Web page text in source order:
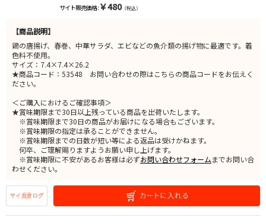
サイト販売価格 : ￥480（税込）
【商品説明】
鶏の唐揚げ、春巻、中華サラダ、エビなどの魚介類の揚げ物に最適です。着
色料不使用。
サイズ：7.4×7.4×26.2
★商品コード：53548 お問い合わせの際はこちらの商品コードをお伝えく
ださい。
＜ご購入におけるご確認事項＞
★賞味期限まで30日以上残っている商品を出荷いたします。
※賞味期限まで30日の商品がお届けになる場合もございます。
※賞味期限の指定は承ることができません。
※賞味期限までの日数が短い等による返品は受けかねます。
何卒、ご理解賜りますようお願い申し上げます。
※賞味期限に不安があるお客様は必ずお問い合わせフォームまでお問い合
わせください。